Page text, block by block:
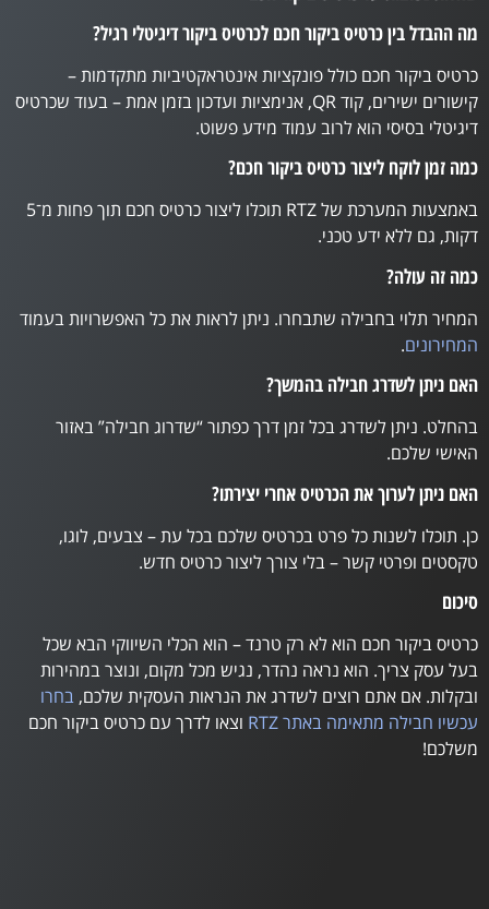
מה ההבדל בין כרטיס ביקור חכם לכרטיס ביקור דיגיטלי רגיל?
כרטיס ביקור חכם כולל פונקציות אינטראקטיביות מתקדמות –
קישורים ישירים, קוד QR, אנימציות ועדכון בזמן אמת – בעוד שכרטיס
דיגיטלי בסיסי הוא לרוב עמוד מידע פשוט.
כמה זמן לוקח ליצור כרטיס ביקור חכם?
באמצעות המערכת של RTZ תוכלו ליצור כרטיס חכם תוך פחות מ־5
דקות, גם ללא ידע טכני.
כמה זה עולה?
המחיר תלוי בחבילה שתבחרו. ניתן לראות את כל האפשרויות בעמוד
המחירונים.
האם ניתן לשדרג חבילה בהמשך?
בהחלט. ניתן לשדרג בכל זמן דרך כפתור “שדרוג חבילה” באזור
האישי שלכם.
האם ניתן לערוך את הכרטיס אחרי יצירתו?
כן. תוכלו לשנות כל פרט בכרטיס שלכם בכל עת – צבעים, לוגו,
טקסטים ופרטי קשר – בלי צורך ליצור כרטיס חדש.
סיכום
כרטיס ביקור חכם הוא לא רק טרנד – הוא הכלי השיווקי הבא שכל
בעל עסק צריך. הוא נראה נהדר, נגיש מכל מקום, ונוצר במהירות
ובקלות. אם אתם רוצים לשדרג את הנראות העסקית שלכם, בחרו
עכשיו חבילה מתאימה באתר RTZ
וצאו לדרך עם כרטיס ביקור חכם
משלכם!